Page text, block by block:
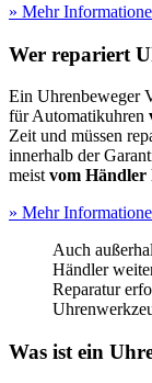
» Mehr
Wer repariert
Ein Uhrenbeweger
für Automatikuhren
Zeit und müssen
innerhalb der
meist vom Händler
» Mehr
Auch
Händler
Reparatur
Was ist ein